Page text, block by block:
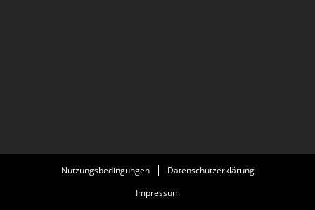
Nutzungsbedingungen
Datenschutzerklärung
Impressum